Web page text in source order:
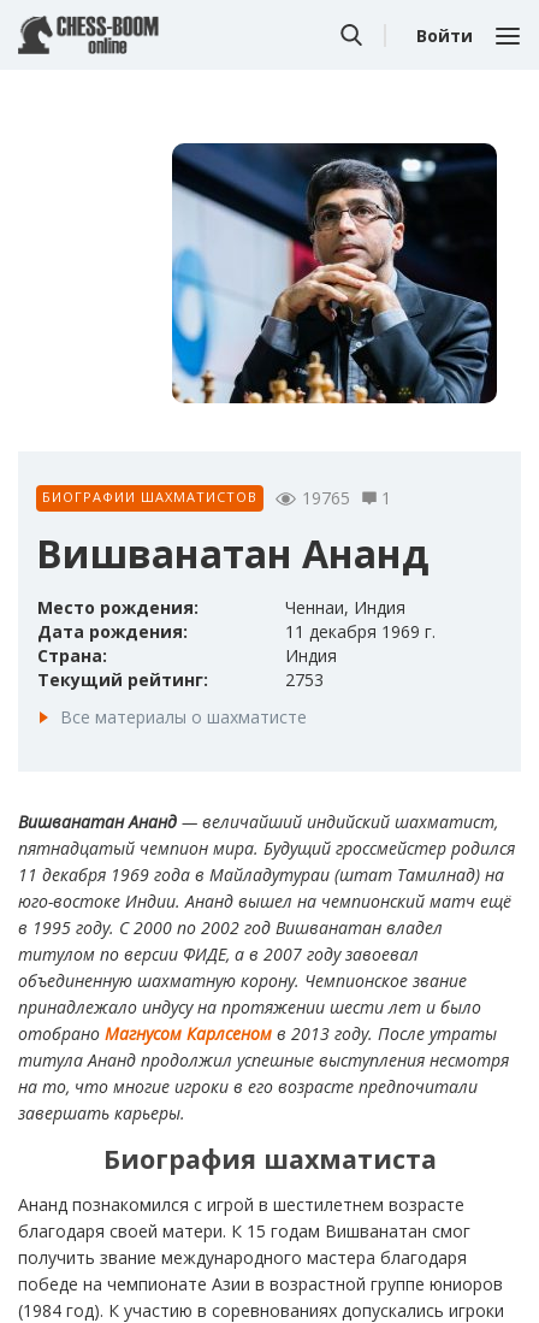
Войти
БИОГРАФИИ ШАХМАТИСТОВ 19765 1
Вишванатан Ананд
Место рождения:
Ченнаи, Индия
Дата рождения:
11 декабря 1969 г.
Страна:
Индия
Текущий рейтинг:
2753
Все материалы о шахматисте
Вишванатан Ананд — величайший индийский шахматист,
пятнадцатый чемпион мира. Будущий гроссмейстер родился
11 декабря 1969 года в Майладутураи (штат Тамилнад) на
юго-востоке Индии. Ананд вышел на чемпионский матч ещё
в 1995 году. С 2000 по 2002 год Вишванатан владел
титулом по версии ФИДЕ, а в 2007 году завоевал
объединенную шахматную корону. Чемпионское звание
принадлежало индусу на протяжении шести лет и было
отобрано Магнусом Карлсеном в 2013 году. После утраты
титула Ананд продолжил успешные выступления несмотря
на то, что многие игроки в его возрасте предпочитали
завершать карьеры.
Биография шахматиста
Ананд познакомился с игрой в шестилетнем возрасте
благодаря своей матери. К 15 годам Вишванатан смог
получить звание международного мастера благодаря
победе на чемпионате Азии в возрастной группе юниоров
(1984 год). К участию в соревнованиях допускались игроки